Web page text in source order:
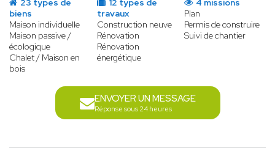
23 types de
biens
Maison individuelle
Maison passive /
écologique
Chalet / Maison en
bois
12 types de
travaux
Construction neuve
Rénovation
Rénovation
énergétique
4 missions
Plan
Permis de construire
Suivi de chantier
ENVOYER UN MESSAGE
Réponse sous 24 heures